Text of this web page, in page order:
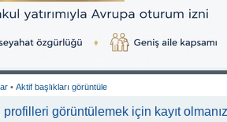
• Aktif başlıkları görüntüle
görüntülemek için kayıt